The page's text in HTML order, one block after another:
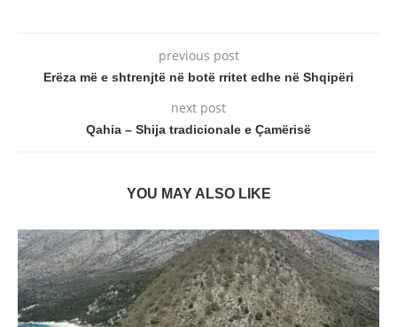
previous post
Erëza më e shtrenjtë në botë rritet edhe në Shqipëri
next post
Qahia – Shija tradicionale e Çamërisë
YOU MAY ALSO LIKE